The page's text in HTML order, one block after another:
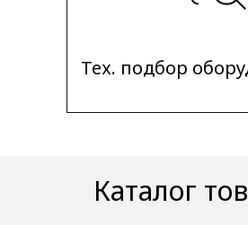
Тех. подбор
Каталог